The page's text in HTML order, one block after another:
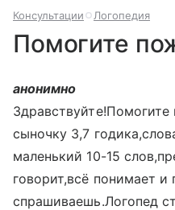
Консультации Логопедия
Помогите
анонимно
сыночку 3,7
маленький 10-15
говорит,всё понимает и
спрашиваешь.Логопед